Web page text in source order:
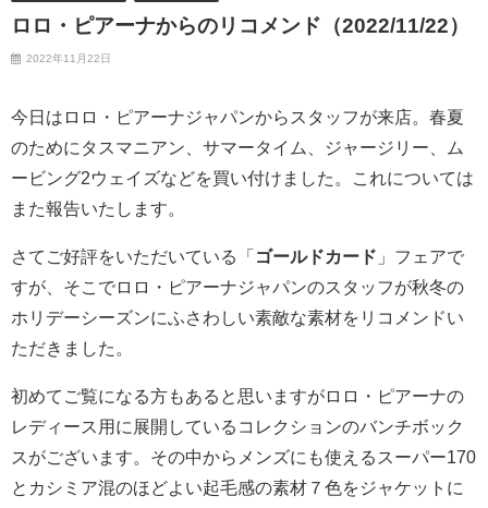
ロロ・ピアーナからのリコメンド（2022/11/22）
2022年11月22日
今日はロロ・ピアーナジャパンからスタッフが来店。春夏
のためにタスマニアン、サマータイム、ジャージリー、ム
ービング2ウェイズなどを買い付けました。これについては
また報告いたします。
さてご好評をいただいている「 ゴールドカード 」フェアで
すが、そこでロロ・ピアーナジャパンのスタッフが秋冬の
ホリデーシーズンにふさわしい素敵な素材をリコメンドい
ただきました。
初めてご覧になる方もあると思いますがロロ・ピアーナの
レディース用に展開しているコレクションのバンチボック
スがございます。その中からメンズにも使えるスーパー170
とカシミア混のほどよい起毛感の素材７色をジャケットに